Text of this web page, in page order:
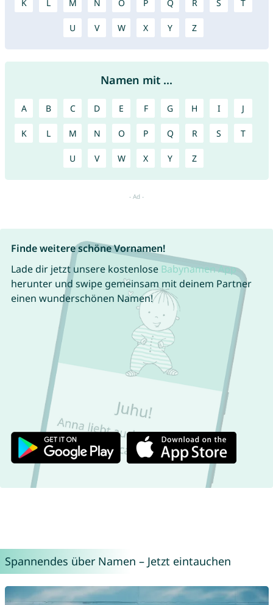
K L M N O P Q R S T
U V W X Y Z
Namen mit ...
A B C D E F G H I J
K L M N O P Q R S T
U V W X Y Z
Finde weitere schöne Vornamen!
Lade dir jetzt unsere kostenlose Babynamen App
herunter und swipe gemeinsam mit deinem Partner
einen wunderschönen Namen!
Spannendes über Namen – Jetzt eintauchen